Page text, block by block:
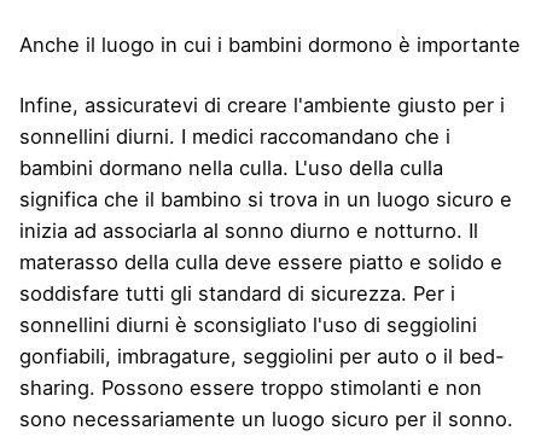
Anche il luogo in cui i bambini dormono è importante
Infine, assicuratevi di creare l'ambiente giusto per i
sonnellini diurni. I medici raccomandano che i
bambini dormano nella culla. L'uso della culla
significa che il bambino si trova in un luogo sicuro e
inizia ad associarla al sonno diurno e notturno. Il
materasso della culla deve essere piatto e solido e
soddisfare tutti gli standard di sicurezza. Per i
sonnellini diurni è sconsigliato l'uso di seggiolini
gonfiabili, imbragature, seggiolini per auto o il bed-
sharing. Possono essere troppo stimolanti e non
sono necessariamente un luogo sicuro per il sonno.